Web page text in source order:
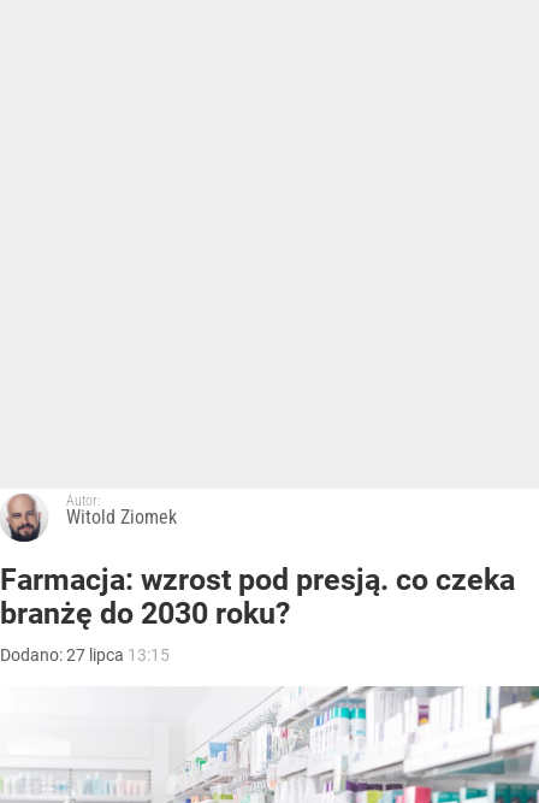
Autor:
Witold Ziomek
Farmacja: wzrost pod presją. co czeka
branżę do 2030 roku?
Dodano:27 lipca 13:15